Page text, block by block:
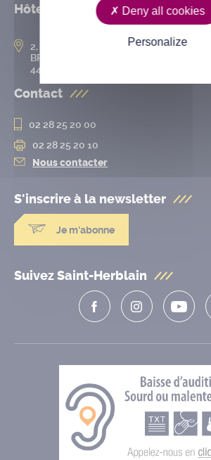
Hôtel de ville
2, rue de l’Hôtel-de-Ville
BP 50167
44802 Saint-Herblain cedex
Contact
02 28 25 20 00
02 28 25 20 10
Nous contacter
S'inscrire à la newsletter
Je m'abonne
Suivez Saint-Herblain
Deny all cookies
Personalize